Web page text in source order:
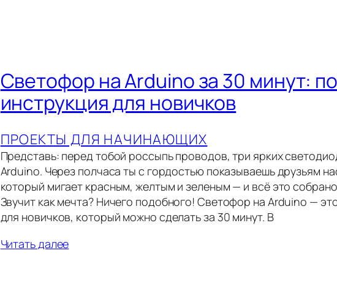
Светофор на Arduino за 30 минут:
инструкция для новичков
ПРОЕКТЫ ДЛЯ НАЧИНАЮЩИХ
Представь: перед тобой россыпь проводов, три ярких
Arduino. Через полчаса ты с гордостью показываешь друзьям
который мигает красным, желтым и зеленым — и всё это
Звучит как мечта? Ничего подобного! Светофор на Arduino —
для новичков, который можно сделать за 30 минут. В
Читать далее